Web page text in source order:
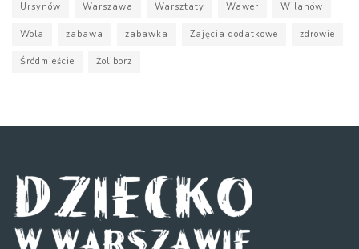
Ursynów Warszawa Warsztaty Wawer Wilanów
Wola zabawa zabawka Zajęcia dodatkowe zdrowie
Śródmieście Żoliborz